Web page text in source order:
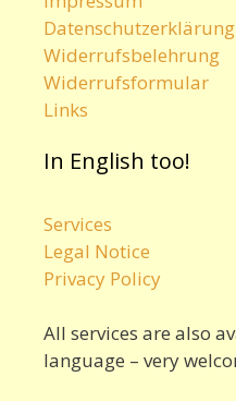
Datenschutzerklärung
Widerrufsbelehrung
Widerrufsformular
Links
In English too!
Services
Legal Notice
Privacy Policy
All services are also
language – very